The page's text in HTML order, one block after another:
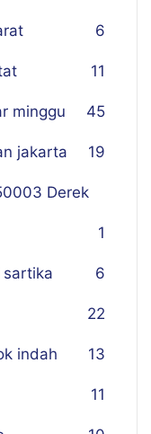
6
11
minggu 45
jakarta 19
Derek
1
6
22
indah 13
11